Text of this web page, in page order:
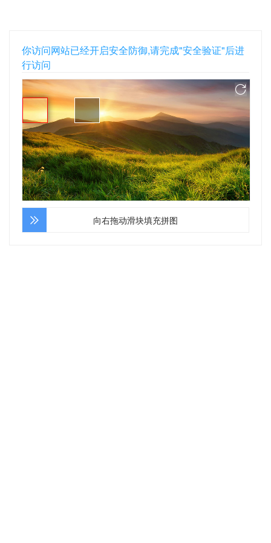
你访问网站已经开启安全防御,请完成"安全验证"后进
行访问
向右拖动滑块填充拼图